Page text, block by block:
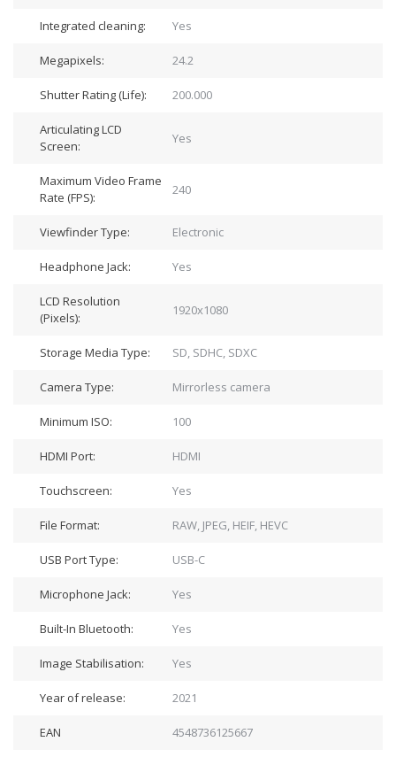
Integrated cleaning: Yes
Megapixels: 24.2
Shutter Rating (Life): 200.000
Articulating LCD
Screen:
Yes
Maximum Video Frame
Rate (FPS):
240
Viewfinder Type: Electronic
Headphone Jack: Yes
LCD Resolution
(Pixels):
1920x1080
Storage Media Type: SD, SDHC, SDXC
Camera Type: Mirrorless camera
Minimum ISO: 100
HDMI Port: HDMI
Touchscreen: Yes
File Format: RAW, JPEG, HEIF, HEVC
USB Port Type: USB-C
Microphone Jack: Yes
Built-In Bluetooth: Yes
Image Stabilisation: Yes
Year of release: 2021
EAN 4548736125667